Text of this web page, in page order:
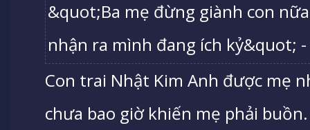
Con trai Nhật Kim Anh được mẹ
chưa bao giờ khiến mẹ phải buồn.